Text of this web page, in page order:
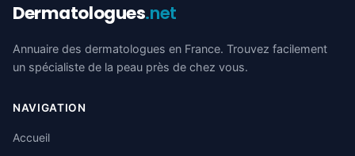
Dermatologues.net
Annuaire des dermatologues en France. Trouvez facilement
un spécialiste de la peau près de chez vous.
NAVIGATION
Accueil